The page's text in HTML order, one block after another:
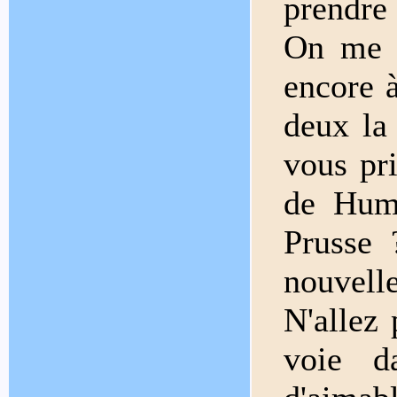
On me
encore
deux la
vous
de
N'allez
voie